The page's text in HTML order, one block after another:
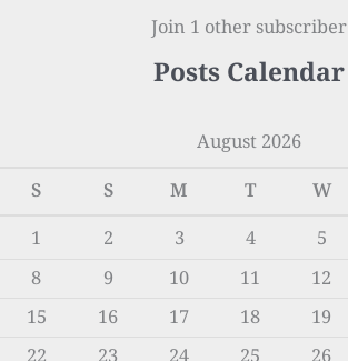
Join 1 other subscriber
Posts Calendar
August 2026
S
S M T W
1
2 3 4 5
8
9 10 11 12
15
16 17 18 19